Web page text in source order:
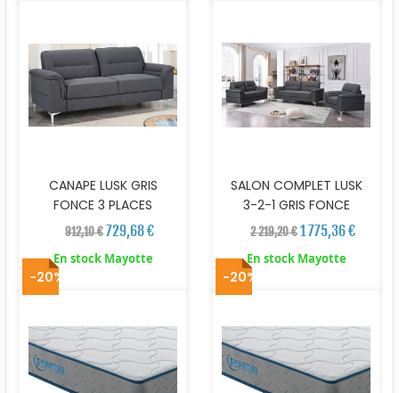
CANAPE LUSK GRIS
FONCE 3 PLACES
912,10 €729,68 €
En stock Mayotte
SALON COMPLET LUSK
3-2-1 GRIS FONCE
2 219,20 €1 775,36 €
En stock Mayotte
-20% -20%